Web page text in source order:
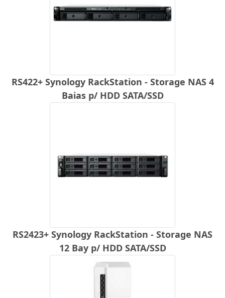
RS422+ Synology RackStation - Storage NAS 4
Baias p/ HDD SATA/SSD
RS2423+ Synology RackStation - Storage NAS
12 Bay p/ HDD SATA/SSD